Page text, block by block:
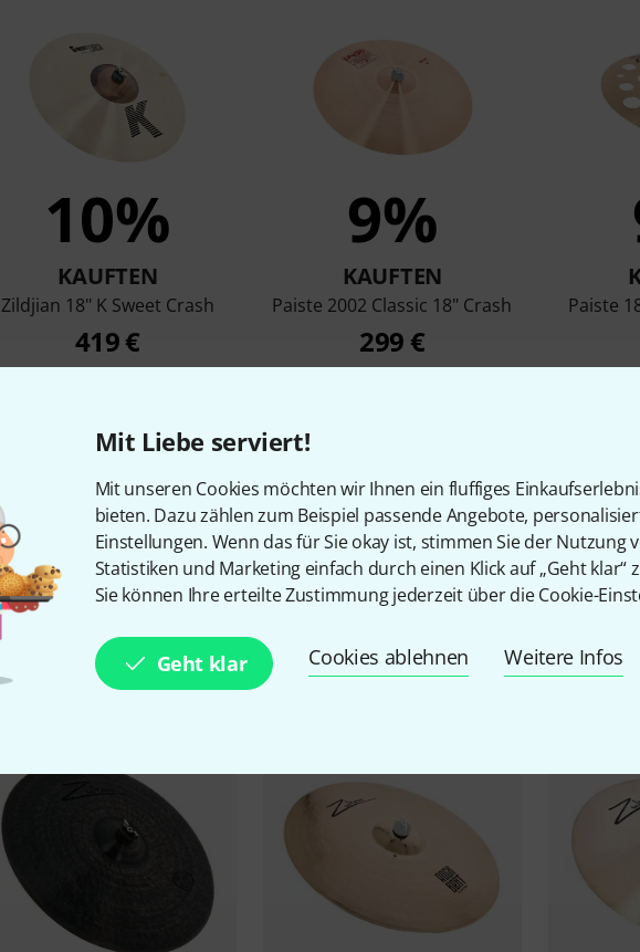
Mit Liebe serviert!
Mit unseren Cookies möchten wir Ihnen ein fluffiges
bieten. Dazu zählen zum Beispiel passende Angebote,
Einstellungen. Wenn das für Sie okay ist, stimmen Sie der Nutzung
Statistiken und Marketing einfach durch einen Klick auf „Geht klar“
Sie können Ihre erteilte Zustimmung jederzeit über die Cookie-
Geht klar Cookies ablehnen Weitere Infos
10%
KAUFTEN
Zildjian 18" K Sweet Crash
419 €
9%
KAUFTEN
Paiste 2002 Classic 18" Crash
299 €
Paiste
Zubehör & passende Artikel